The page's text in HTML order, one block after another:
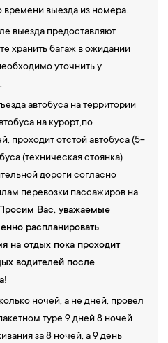
выезда из номера.
выезда предоставляют
хранить багаж в ожидании
уточнить у
автобуса на территории
на курорт,по
проходит отстой автобуса (5-
(техническая стоянка)
дороги согласно
перевозки пассажиров на
Вас, уважаемые
распланировать
на отдых пока проходит
водителей после
ночей, а не дней, провел
туре 9 дней 8 ночей
за 8 ночей, а 9 день